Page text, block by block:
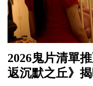
2026鬼片清單
返沉默之丘》